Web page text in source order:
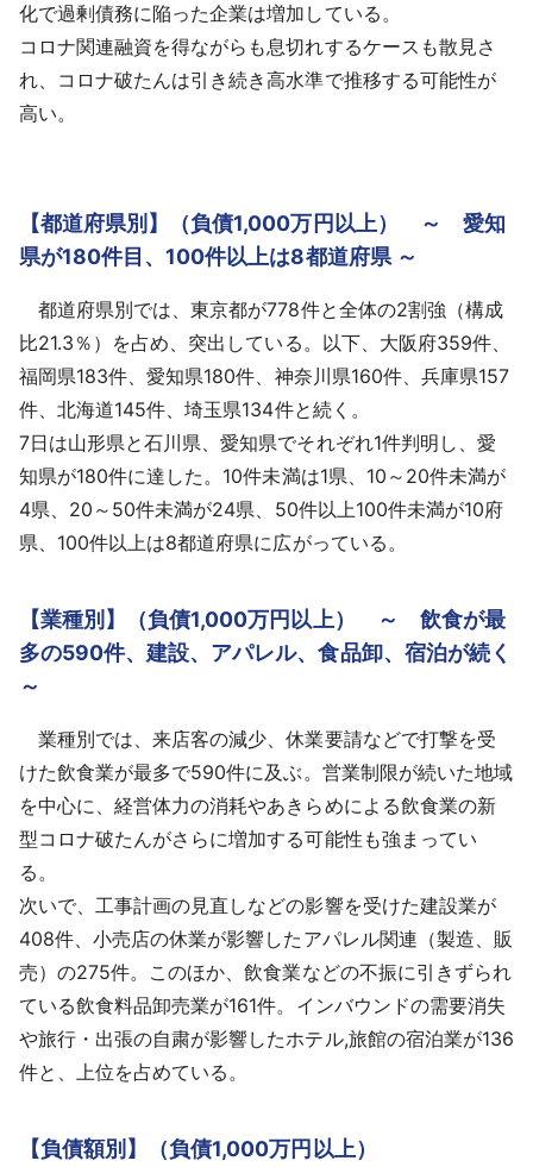
化で過剰債務に陥った企業は増加している。
コロナ関連融資を得ながらも息切れするケースも散見さ
れ、コロナ破たんは引き続き高水準で推移する可能性が
高い。
【都道府県別】（負債1,000万円以上） ～ 愛知
県が180件目、100件以上は8都道府県 ～
都道府県別では、東京都が778件と全体の2割強（構成
比21.3％）を占め、突出している。以下、大阪府359件、
福岡県183件、愛知県180件、神奈川県160件、兵庫県157
件、北海道145件、埼玉県134件と続く。
7日は山形県と石川県、愛知県でそれぞれ1件判明し、愛
知県が180件に達した。10件未満は1県、10～20件未満が
4県、20～50件未満が24県、50件以上100件未満が10府
県、100件以上は8都道府県に広がっている。
【業種別】（負債1,000万円以上） ～ 飲食が最
多の590件、建設、アパレル、食品卸、宿泊が続く
～
業種別では、来店客の減少、休業要請などで打撃を受
けた飲食業が最多で590件に及ぶ。営業制限が続いた地域
を中心に、経営体力の消耗やあきらめによる飲食業の新
型コロナ破たんがさらに増加する可能性も強まってい
る。
次いで、工事計画の見直しなどの影響を受けた建設業が
408件、小売店の休業が影響したアパレル関連（製造、販
売）の275件。このほか、飲食業などの不振に引きずられ
ている飲食料品卸売業が161件。インバウンドの需要消失
や旅行・出張の自粛が影響したホテル,旅館の宿泊業が136
件と、上位を占めている。
【負債額別】（負債1,000万円以上）